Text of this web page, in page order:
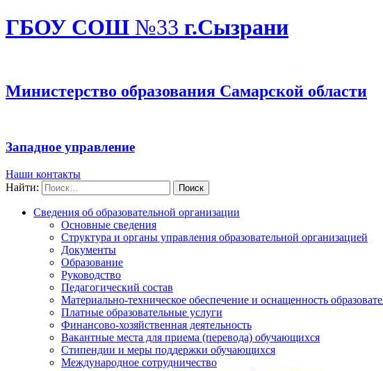
ГБОУ СОШ №33 г.Сызрани
Министерство образования Самарской области
Западное управление
Наши контакты
Найти:
Сведения об образовательной организации
Основные сведения
Структура и органы управления образовательной организацией
Документы
Образование
Руководство
Педагогический состав
Материально-техническое обеспечение и оснащенность
Платные образовательные услуги
Финансово-хозяйственная деятельность
Вакантные места для приема (перевода) обучающихся
Стипендии и меры поддержки обучающихся
Международное сотрудничество